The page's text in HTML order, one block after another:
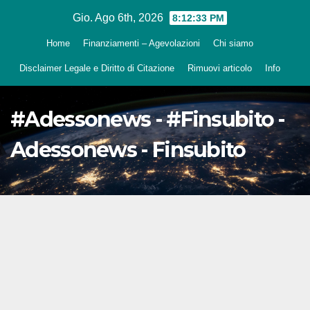
Gio. Ago 6th, 2026 8:12:34 PM
Home Finanziamenti – Agevolazioni Chi siamo
Disclaimer Legale e Diritto di Citazione Rimuovi articolo Info
#Adessonews - #Finsubito -
Adessonews - Finsubito